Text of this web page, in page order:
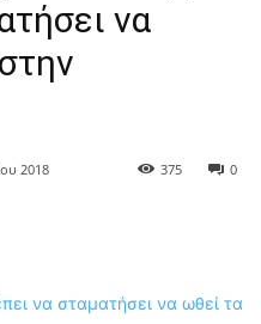
να
2018 0
375